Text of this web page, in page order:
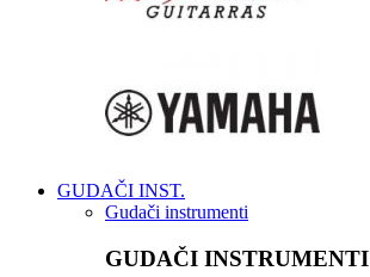
GUDAČI INST.
Gudači instrumenti
GUDAČI INSTRUMENTI